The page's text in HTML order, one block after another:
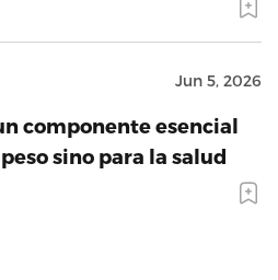
Jun 5, 2026
componente esencial
sino para la salud